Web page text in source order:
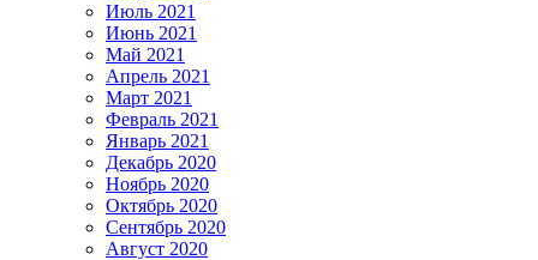
Июль 2021
Июнь 2021
Май 2021
Апрель 2021
Март 2021
Февраль 2021
Январь 2021
Декабрь 2020
Ноябрь 2020
Октябрь 2020
Сентябрь 2020
Август 2020